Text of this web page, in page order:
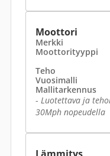
Moottori
Merkki
Moottorityyppi
Teho
Vuosimalli
Mallitarkennus
- Luotettava ja
30Mph nopeudella